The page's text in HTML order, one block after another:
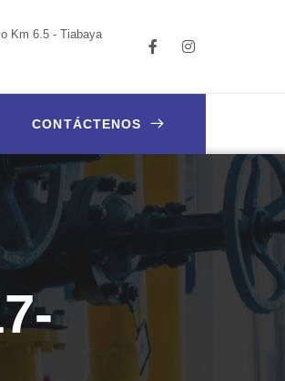
Km 6.5 - Tiabaya
CONTÁCTENOS